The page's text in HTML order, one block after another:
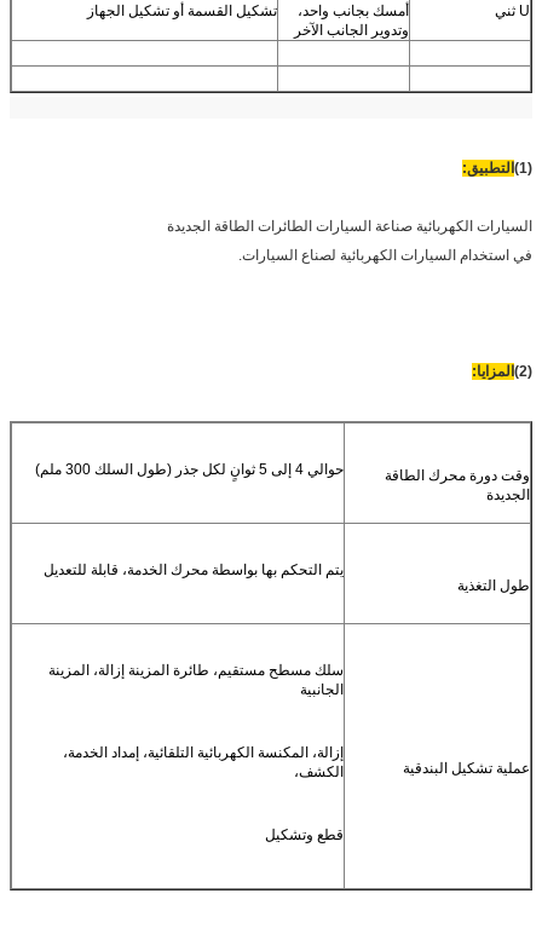
U ثني
أمسك بجانب واحد،
وتدوير الجانب الآخر
تشكيل القسمة أو تشكيل الجهاز
(1) التطبيق:
السيارات الكهربائية صناعة السيارات الطائرات الطاقة الجديدة
في استخدام السيارات الكهربائية لصناع السيارات.
(2) المزايا:
وقت دورة محرك الطاقة
الجديدة
حوالي 4 إلى 5 ثوانٍ لكل جذر (طول السلك 300 ملم)
طول التغذية
يتم التحكم بها بواسطة محرك الخدمة، قابلة للتعديل
عملية تشكيل البندقية
سلك مسطح مستقيم، طائرة المزينة إزالة، المزينة
الجانبية
إزالة، المكنسة الكهربائية التلقائية، إمداد الخدمة،
الكشف،
قطع وتشكيل